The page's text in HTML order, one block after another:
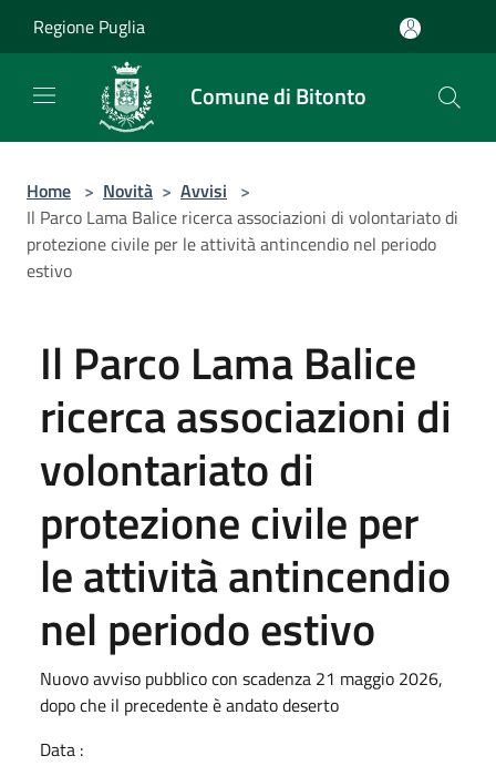
Regione Puglia
Comune di Bitonto
Home > Novità > Avvisi >
Il Parco Lama Balice ricerca associazioni di volontariato di
protezione civile per le attività antincendio nel periodo
estivo
Il Parco Lama Balice
ricerca associazioni di
volontariato di
protezione civile per
le attività antincendio
nel periodo estivo
Nuovo avviso pubblico con scadenza 21 maggio 2026,
dopo che il precedente è andato deserto
Data :